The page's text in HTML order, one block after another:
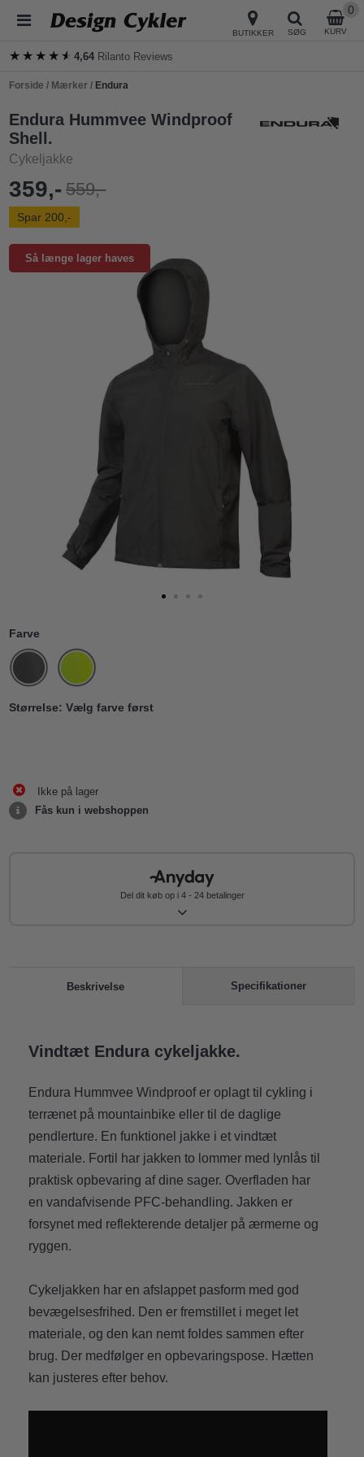
BUTIKKER SØG KURV
0
★★★★★
★★★★★4,64 Rilanto Reviews
Forside / Mærker / Endura
Endura Hummvee Windproof
Shell.
Cykeljakke
359,- 559,-
Spar 200,-
Så længe lager haves
Farve
Ikke på lager
Fås kun i webshoppen
Del dit køb op i 4 - 24 betalinger
Beskrivelse Specifikationer
Vindtæt Endura cykeljakke.
Endura Hummvee Windproof er oplagt til cykling i
terrænet på mountainbike eller til de daglige
pendlerture. En funktionel jakke i et vindtæt
materiale. Fortil har jakken to lommer med lynlås til
praktisk opbevaring af dine sager. Overfladen har
en vandafvisende PFC-behandling. Jakken er
forsynet med reflekterende detaljer på ærmerne og
ryggen.
Cykeljakken har en afslappet pasform med god
bevægelsesfrihed. Den er fremstillet i meget let
materiale, og den kan nemt foldes sammen efter
brug. Der medfølger en opbevaringspose. Hætten
kan justeres efter behov.